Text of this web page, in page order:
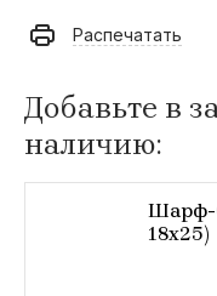
Распечатать
Добавьте в
наличию:
Шарф-
18х25)